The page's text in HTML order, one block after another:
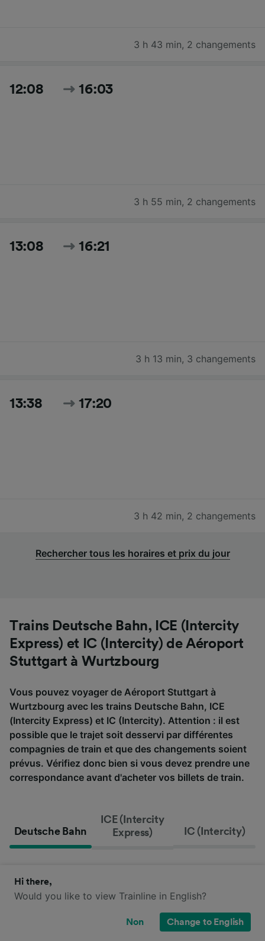
3 h 43 min, 2 changements
12:08 16:03
3 h 55 min, 2 changements
13:08 16:21
3 h 13 min, 3 changements
13:38 17:20
3 h 42 min, 2 changements
Rechercher tous les horaires et prix du jour
Trains Deutsche Bahn, ICE (Intercity
Express) et IC (Intercity) de Aéroport
Stuttgart à Wurtzbourg
Vous pouvez voyager de Aéroport Stuttgart à
Wurtzbourg avec les trains Deutsche Bahn, ICE
(Intercity Express) et IC (Intercity). Attention : il est
possible que le trajet soit desservi par différentes
compagnies de train et que des changements soient
prévus. Vérifiez donc bien si vous devez prendre une
correspondance avant d'acheter vos billets de train.
Deutsche Bahn
ICE (Intercity
Express)
IC (Intercity)
Hi there,
Would you like to view Trainline in English?
Non Change to English